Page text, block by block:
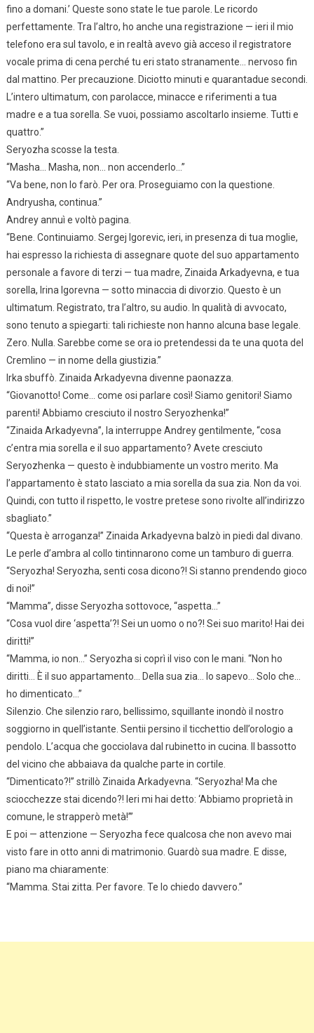
fino a domani.’ Queste sono state le tue parole. Le ricordo
perfettamente. Tra l’altro, ho anche una registrazione — ieri il mio
telefono era sul tavolo, e in realtà avevo già acceso il registratore
vocale prima di cena perché tu eri stato stranamente… nervoso fin
dal mattino. Per precauzione. Diciotto minuti e quarantadue secondi.
L’intero ultimatum, con parolacce, minacce e riferimenti a tua
madre e a tua sorella. Se vuoi, possiamo ascoltarlo insieme. Tutti e
quattro.”
Seryozha scosse la testa.
“Masha… Masha, non… non accenderlo…”
“Va bene, non lo farò. Per ora. Proseguiamo con la questione.
Andryusha, continua.”
Andrey annuì e voltò pagina.
“Bene. Continuiamo. Sergej Igorevic, ieri, in presenza di tua moglie,
hai espresso la richiesta di assegnare quote del suo appartamento
personale a favore di terzi — tua madre, Zinaida Arkadyevna, e tua
sorella, Irina Igorevna — sotto minaccia di divorzio. Questo è un
ultimatum. Registrato, tra l’altro, su audio. In qualità di avvocato,
sono tenuto a spiegarti: tali richieste non hanno alcuna base legale.
Zero. Nulla. Sarebbe come se ora io pretendessi da te una quota del
Cremlino — in nome della giustizia.”
Irka sbuffò. Zinaida Arkadyevna divenne paonazza.
“Giovanotto! Come… come osi parlare così! Siamo genitori! Siamo
parenti! Abbiamo cresciuto il nostro Seryozhenka!”
“Zinaida Arkadyevna”, la interruppe Andrey gentilmente, “cosa
c’entra mia sorella e il suo appartamento? Avete cresciuto
Seryozhenka — questo è indubbiamente un vostro merito. Ma
l’appartamento è stato lasciato a mia sorella da sua zia. Non da voi.
Quindi, con tutto il rispetto, le vostre pretese sono rivolte all’indirizzo
sbagliato.”
“Questa è arroganza!” Zinaida Arkadyevna balzò in piedi dal divano.
Le perle d’ambra al collo tintinnarono come un tamburo di guerra.
“Seryozha! Seryozha, senti cosa dicono?! Si stanno prendendo gioco
di noi!”
“Mamma”, disse Seryozha sottovoce, “aspetta…”
“Cosa vuol dire ‘aspetta’?! Sei un uomo o no?! Sei suo marito! Hai dei
diritti!”
“Mamma, io non…” Seryozha si coprì il viso con le mani. “Non ho
diritti… È il suo appartamento… Della sua zia… Io sapevo… Solo che…
ho dimenticato…”
Silenzio. Che silenzio raro, bellissimo, squillante inondò il nostro
soggiorno in quell’istante. Sentii persino il ticchettio dell’orologio a
pendolo. L’acqua che gocciolava dal rubinetto in cucina. Il bassotto
del vicino che abbaiava da qualche parte in cortile.
“Dimenticato?!” strillò Zinaida Arkadyevna. “Seryozha! Ma che
sciocchezze stai dicendo?! Ieri mi hai detto: ‘Abbiamo proprietà in
comune, le strapperò metà!’”
E poi — attenzione — Seryozha fece qualcosa che non avevo mai
visto fare in otto anni di matrimonio. Guardò sua madre. E disse,
piano ma chiaramente:
“Mamma. Stai zitta. Per favore. Te lo chiedo davvero.”